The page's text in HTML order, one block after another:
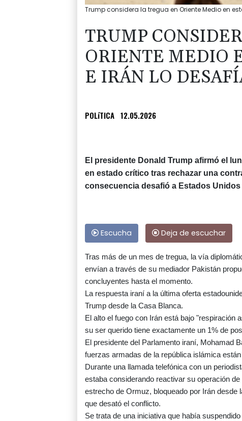
Trump considera la tregua en Oriente Medio en
TRUMP
ORIENTE MEDIO
E IRÁN LO
POLíTICA 12.05.2026
El presidente Donald Trump afirmó el
en estado crítico tras rechazar una
consecuencia desafió a Estados
Escucha Deja de escuchar
Tras más de un mes de tregua, la vía
envían a través de su mediador Pakistán
concluyentes hasta el momento.
La respuesta iraní a la última oferta
Trump desde la Casa Blanca.
El alto el fuego con Irán está bajo "respiración
su ser querido tiene exactamente un 1% de
El presidente del Parlamento iraní, Mohamad
fuerzas armadas de la república islámica
Durante una llamada telefónica con un
estaba considerando reactivar su operación
estrecho de Ormuz, bloqueado por Irán desde
que desató el conflicto.
Se trata de una iniciativa que había